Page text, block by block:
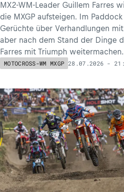
MX2-WM-Leader Guillem Farres
die MXGP aufsteigen. Im
Gerüchte über Verhandlungen
aber nach dem Stand der Dinge
Farres mit Triumph weitermachen.
MOTOCROSS-WM MXGP 28.07.2026 -